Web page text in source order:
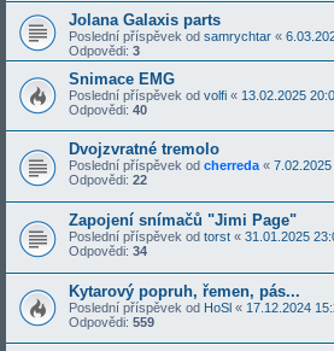
Jolana Galaxis parts
Poslední příspěvek od samrychtar «
Odpovědi: 3
Snimace EMG
Poslední příspěvek od volfi « 13.02.2025
Odpovědi: 40
Dvojzvratné tremolo
Poslední příspěvek od cherreda «
Odpovědi: 22
Zapojení snímačů "Jimi Page"
Poslední příspěvek od torst « 31.01.2025
Odpovědi: 34
Kytarový popruh, řemen, pás...
Poslední příspěvek od HoSl « 17.12.2024
Odpovědi: 559